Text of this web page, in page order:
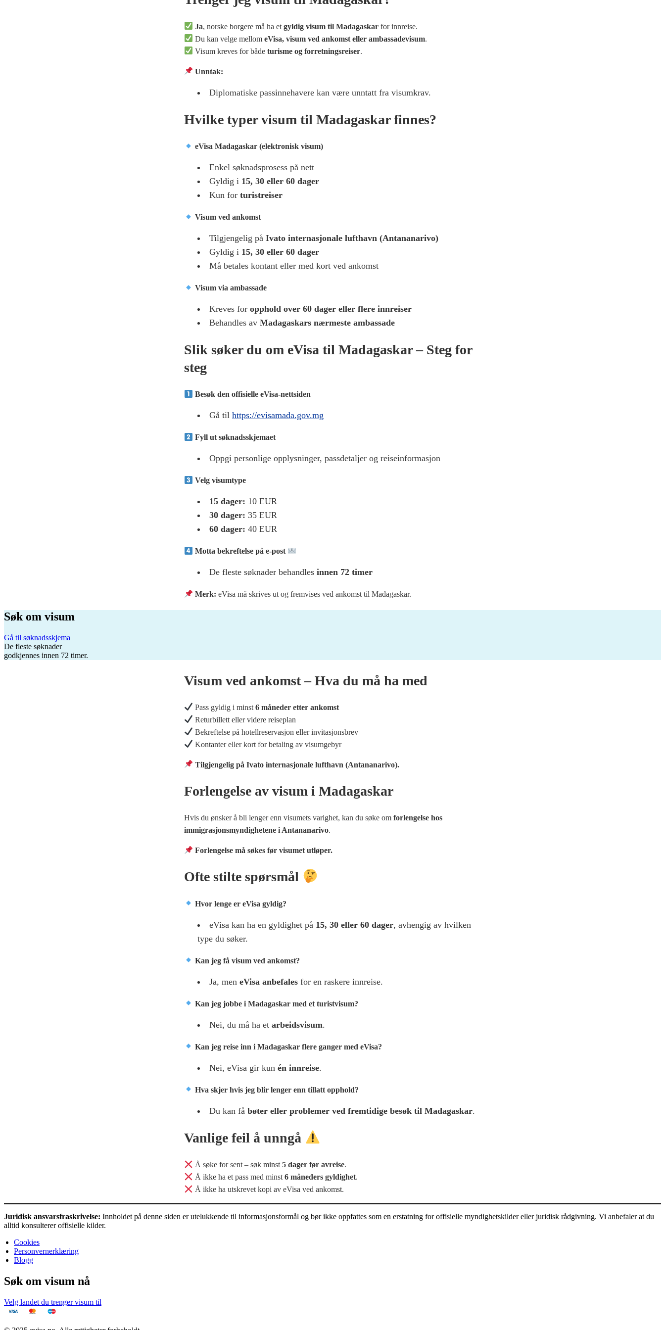
Ja, norske borgere må ha etgyldig visum til Madagaskar for innreise.
Du kan velge mellomeVisa, visum ved ankomst eller ambassadevisum.
Visum kreves for bådeturisme og forretningsreiser.
Unntak:
Diplomatiske passinnehavere kan være unntatt fra visumkrav.
Hvilke typer visum til Madagaskar finnes?
eVisa Madagaskar (elektronisk visum)
Enkel søknadsprosess på nett
Gyldig i 15, 30 eller 60 dager
Kun for turistreiser
Visum ved ankomst
Tilgjengelig på Ivato internasjonale lufthavn (Antananarivo)
Gyldig i 15, 30 eller 60 dager
Må betales kontant eller med kort ved ankomst
Visum via ambassade
Kreves for opphold over 60 dager eller flere innreiser
Behandles av Madagaskars nærmeste ambassade
Slik søker du om eVisa til Madagaskar – Steg for
steg
Besøk den offisielle eVisa-nettsiden
Gå til https://evisamada.gov.mg
Fyll ut søknadsskjemaet
Oppgi personlige opplysninger, passdetaljer og reiseinformasjon
Velg visumtype
15 dager: 10 EUR
30 dager: 35 EUR
60 dager: 40 EUR
Motta bekreftelse på e-post
De fleste søknader behandles innen 72 timer
Merk: eVisa må skrives ut og fremvises ved ankomst til Madagaskar.
Søk om visum
Gå til søknadsskjema
De fleste søknader
godkjennes innen 72 timer.
Visum ved ankomst – Hva du må ha med
Pass gyldig i minst6 måneder etter ankomst
Returbillett eller videre reiseplan
Bekreftelse på hotellreservasjon eller invitasjonsbrev
Kontanter eller kort for betaling av visumgebyr
Tilgjengelig på Ivato internasjonale lufthavn (Antananarivo).
Forlengelse av visum i Madagaskar
Hvis du ønsker å bli lenger enn visumets varighet, kan du søke om forlengelse hos
immigrasjonsmyndighetene i Antananarivo.
Forlengelse må søkes før visumet utløper.
Ofte stilte spørsmål
Hvor lenge er eVisa gyldig?
eVisa kan ha en gyldighet på 15, 30 eller 60 dager, avhengig av hvilken
type du søker.
Kan jeg få visum ved ankomst?
Ja, men eVisa anbefales for en raskere innreise.
Kan jeg jobbe i Madagaskar med et turistvisum?
Nei, du må ha et arbeidsvisum.
Kan jeg reise inn i Madagaskar flere ganger med eVisa?
Nei, eVisa gir kun én innreise.
Hva skjer hvis jeg blir lenger enn tillatt opphold?
Du kan få bøter eller problemer ved fremtidige besøk til Madagaskar.
Vanlige feil å unngå
Å søke for sent – søk minst5 dager før avreise.
Å ikke ha et pass med minst6 måneders gyldighet.
Å ikke ha utskrevet kopi av eVisa ved ankomst.
Juridisk ansvarsfraskrivelse: Innholdet på denne siden er utelukkende til informasjonsformål og bør ikke oppfattes som en erstatning for offisielle myndighetskilder eller juridisk rådgivning. Vi anbefaler at du
alltid konsulterer offisielle kilder.
Cookies
Personvernerklæring
Blogg
Søk om visum nå
Velg landet du trenger visum til